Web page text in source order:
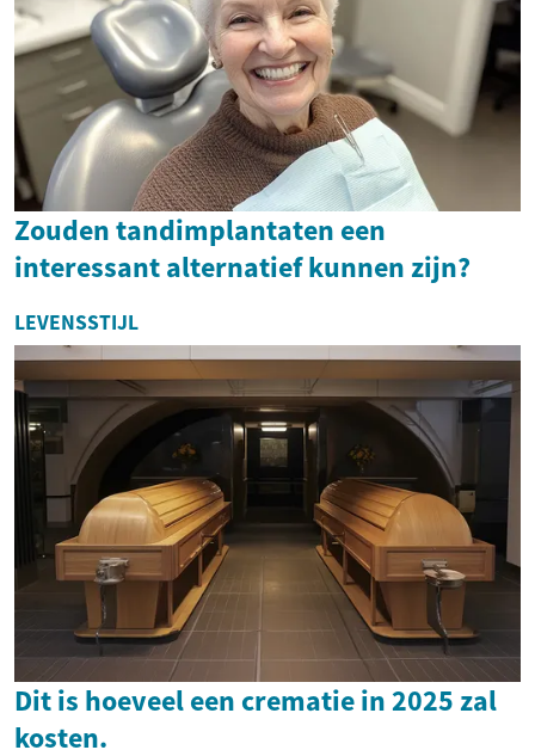
Zouden tandimplantaten een
interessant alternatief kunnen zijn?
LEVENSSTIJL
Dit is hoeveel een crematie in 2025 zal
kosten.